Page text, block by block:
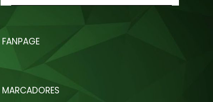
FANPAGE
MARCADORES